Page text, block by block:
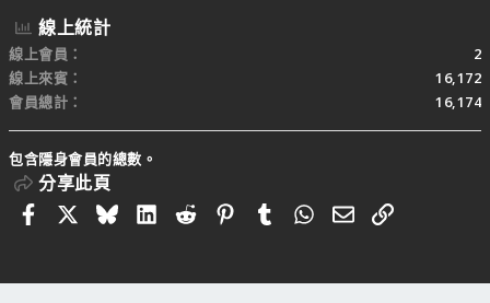
線上統計
線上會員
2
線上來賓
16,172
會員總計
16,174
包含隱身會員的總數。
分享此頁
FacebookBlueskyLinkedIn
RedditPinterestTumblrWhatsApp
電子郵件
連結